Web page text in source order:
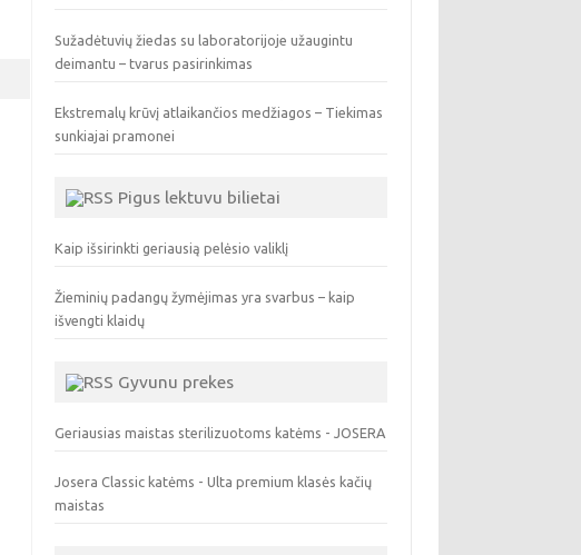
Sužadėtuvių žiedas su laboratorijoje užaugintu
deimantu – tvarus pasirinkimas
Ekstremalų krūvį atlaikančios medžiagos – Tiekimas
sunkiajai pramonei
Pigus lektuvu bilietai
Kaip išsirinkti geriausią pelėsio valiklį
Žieminių padangų žymėjimas yra svarbus – kaip
išvengti klaidų
Gyvunu prekes
Geriausias maistas sterilizuotoms katėms - JOSERA
Josera Classic katėms - Ulta premium klasės kačių
maistas